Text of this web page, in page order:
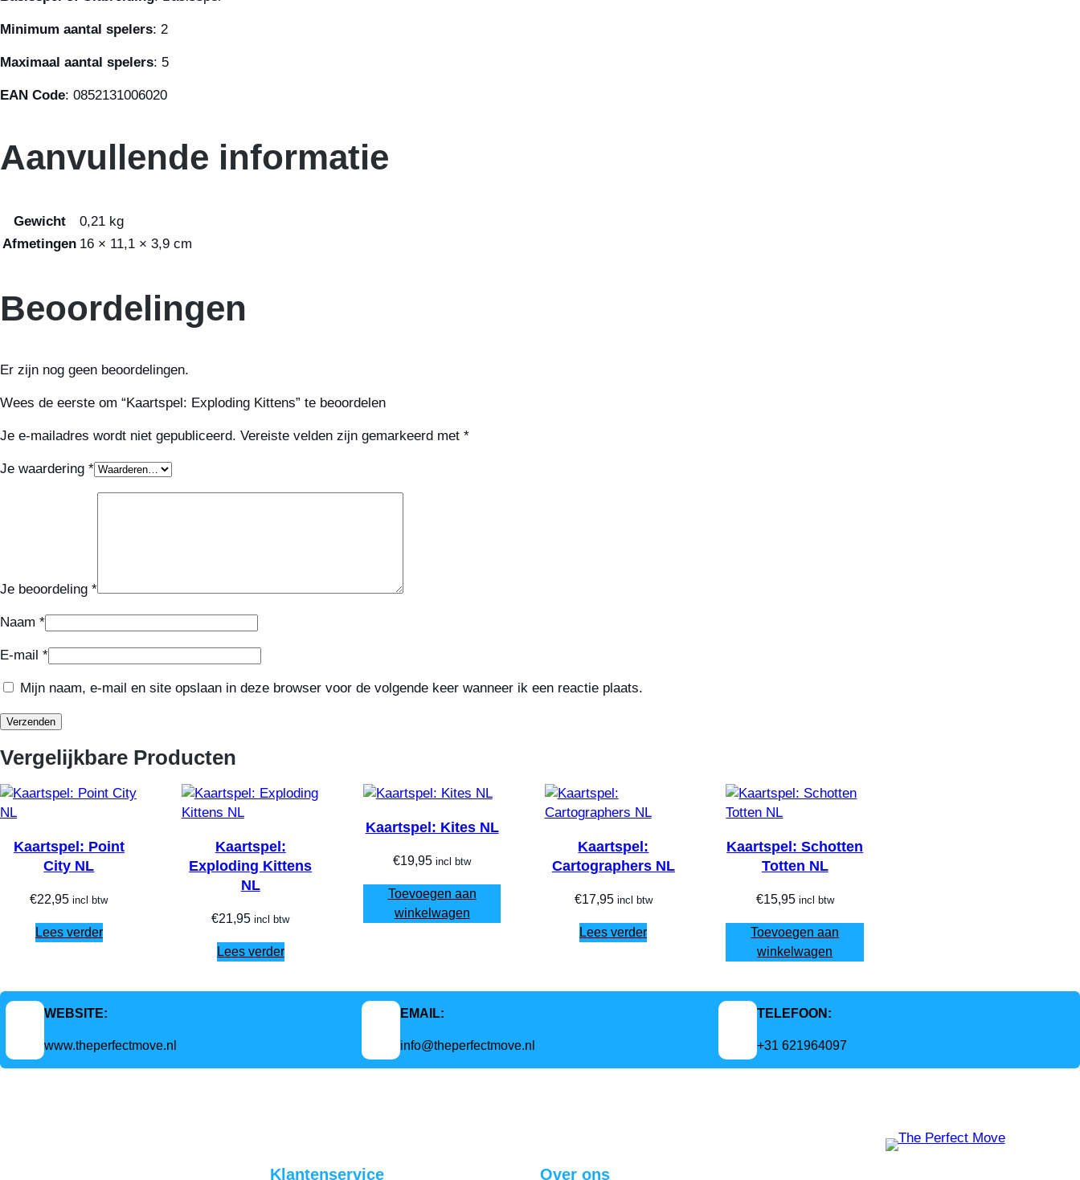
Minimum aantal spelers: 2
Maximaal aantal spelers: 5
EAN Code: 0852131006020
Aanvullende informatie
Gewicht
0,21 kg
Afmetingen 16 × 11,1 × 3,9 cm
Beoordelingen
Er zijn nog geen beoordelingen.
Wees de eerste om “Kaartspel: Exploding Kittens” te beoordelen
Je e-mailadres wordt niet gepubliceerd. Vereiste velden zijn gemarkeerd met *
Je waardering *
Je beoordeling *
Naam *
E-mail *
Mijn naam, e-mail en site opslaan in deze browser voor de volgende keer wanneer ik een reactie plaats.
Vergelijkbare Producten
Kaartspel: Point
City NL
€22,95 incl btw
Lees verder
Kaartspel:
Exploding Kittens
NL
€21,95 incl btw
Lees verder
Kaartspel: Kites NL
€19,95 incl btw
Toevoegen aan
winkelwagen
Kaartspel:
Cartographers NL
€17,95 incl btw
Lees verder
Kaartspel: Schotten
Totten NL
€15,95 incl btw
Toevoegen aan
winkelwagen
WEBSITE:
www.theperfectmove.nl
EMAIL:
info@theperfectmove.nl
TELEFOON:
+31 621964097
Klantenservice Over ons